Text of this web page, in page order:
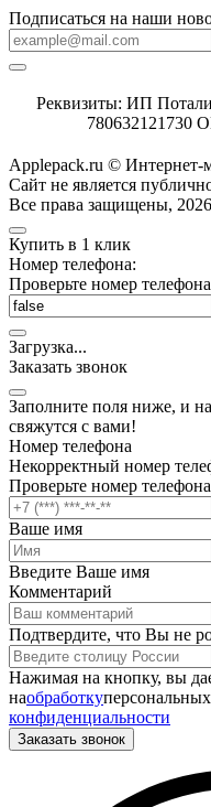
Подписаться на наши
Реквизиты: ИП
780632121730
Applepack.ru © Интернет-
Cайт не является
Все права защищены,
Купить в 1 клик
Номер телефона:
Проверьте номер телефона
Загрузка...
Заказать звонок
Заполните поля ниже, и
свяжутся с вами!
Номер телефона
Некорректный номер
Проверьте номер телефона
Ваше имя
Введите Ваше имя
Комментарий
Подтвердите, что Вы не
Нажимая на кнопку, вы
наобработку
конфиденциальности
Заказать звонок